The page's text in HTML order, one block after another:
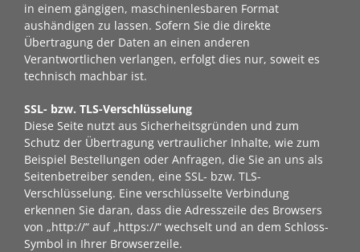
in einem gängigen, maschinenlesbaren Format
aushändigen zu lassen. Sofern Sie die direkte
Übertragung der Daten an einen anderen
Verantwortlichen verlangen, erfolgt dies nur, soweit es
technisch machbar ist.
SSL- bzw. TLS-Verschlüsselung
Diese Seite nutzt aus Sicherheitsgründen und zum
Schutz der Übertragung vertraulicher Inhalte, wie zum
Beispiel Bestellungen oder Anfragen, die Sie an uns als
Seitenbetreiber senden, eine SSL- bzw. TLS-
Verschlüsselung. Eine verschlüsselte Verbindung
erkennen Sie daran, dass die Adresszeile des Browsers
von „http://“ auf „https://“ wechselt und an dem Schloss-
Symbol in Ihrer Browserzeile.